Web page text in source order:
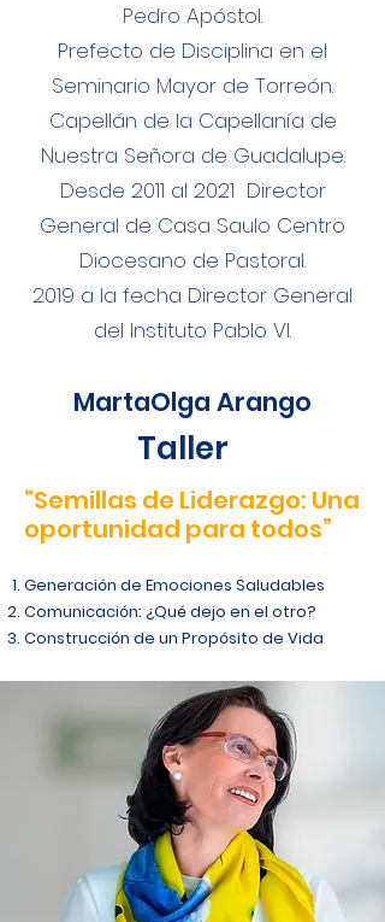
Pedro Apóstol.
Prefecto de Disciplina en el
Seminario Mayor de Torreón.
Capellán de la Capellanía de
Nuestra Señora de Guadalupe.
Desde 2011 al 2021 Director
General de Casa Saulo Centro
Diocesano de Pastoral.
2019 a la fecha Director General
del Instituto Pablo VI.
MartaOlga Arango
Taller
“Semillas de Liderazgo: Una
oportunidad para todos”
Generación de Emociones Saludables
Comunicación: ¿Qué dejo en el otro?
Construcción de un Propósito de Vida